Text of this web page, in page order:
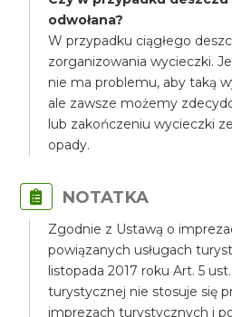
odwołana?
W przypadku ciągłego
zorganizowania wycieczki.
nie ma problemu, aby taką
ale zawsze możemy
lub zakończeniu wycieczki
opady.
NOTATKA
Zgodnie z Ustawą o
powiązanych usługach
listopada 2017 roku Art. 5
turystycznej nie stosuje się
imprezach turystycznych i